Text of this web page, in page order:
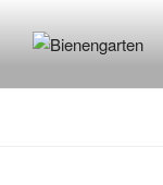
Inhalt